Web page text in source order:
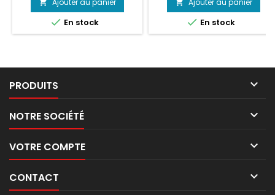
base

 En stock
base

 En stock
PRODUITS 
NOTRE SOCIÉTÉ 
VOTRE COMPTE 
CONTACT 